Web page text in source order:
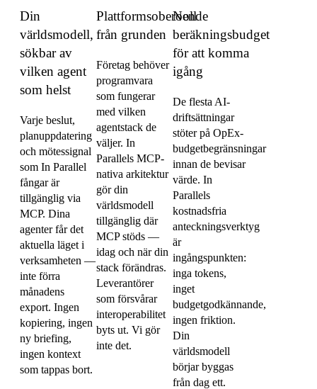
Din
världsmodell,
sökbar av
vilken agent
som helst
Varje beslut,
planuppdatering
och mötessignal
som In Parallel
fångar är
tillgänglig via
MCP. Dina
agenter får det
aktuella läget i
verksamheten —
inte förra
månadens
export. Ingen
kopiering, ingen
ny briefing,
ingen kontext
som tappas bort.
Plattformsoberoende
från grunden
Företag behöver
programvara
som fungerar
med vilken
agentstack de
väljer. In
Parallels MCP-
nativa arkitektur
gör din
världsmodell
tillgänglig där
MCP stöds —
idag och när din
stack förändras.
Leverantörer
som försvårar
interoperabilitet
byts ut. Vi gör
inte det.
Noll
beräkningsbudget
för att komma
igång
De flesta AI-
driftsättningar
stöter på OpEx-
budgetbegränsningar
innan de bevisar
värde. In
Parallels
kostnadsfria
anteckningsverktyg
är
ingångspunkten:
inga tokens,
inget
budgetgodkännande,
ingen friktion.
Din
världsmodell
börjar byggas
från dag ett.